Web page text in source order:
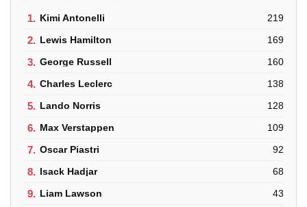
1. Kimi Antonelli 219
2. Lewis Hamilton 169
3. George Russell 160
4. Charles Leclerc 138
5. Lando Norris 128
6. Max Verstappen 109
7. Oscar Piastri 92
8. Isack Hadjar 68
9. Liam Lawson 43